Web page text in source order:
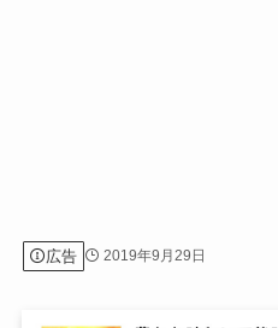
広告 2019年9月29日